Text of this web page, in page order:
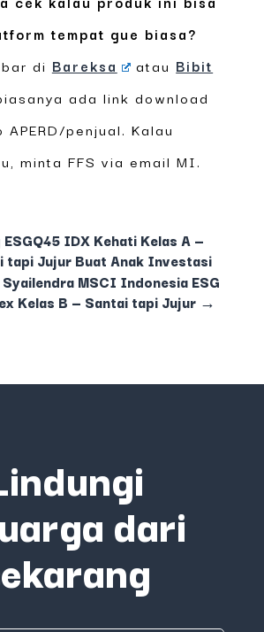
tempat gue biasa?
di Bareksa atau Bibit
ada link download
APERD/penjual. Kalau
minta FFS via email MI.
IDX Kehati Kelas A —
tapi Jujur Buat Anak Investasi
MSCI Indonesia ESG
Kelas B — Santai tapi Jujur→
dari